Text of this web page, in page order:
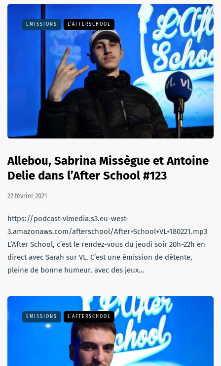
EMISSIONS L’AFTERSCHOOL
Allebou, Sabrina Missègue et Antoine
Delie dans l’After School #123
22 février 2021
https://podcast-vlmedia.s3.eu-west-
3.amazonaws.com/afterschool/After+School+VL+180221.mp3
L’After School, c’est le rendez-vous du jeudi soir 20h-22h en
direct avec Sarah sur VL. C’est une émission de détente,
pleine de bonne humeur, avec des jeux…
EMISSIONS L’AFTERSCHOOL